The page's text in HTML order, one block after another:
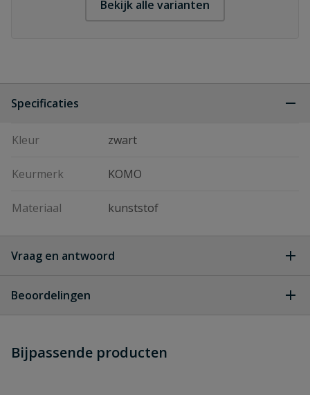
Bekijk alle varianten
Specificaties
Kleur zwart
Keurmerk KOMO
Materiaal kunststof
Vraag en antwoord
dit product?
Beoordelingen
Schrijf zelf een beoordeling
Bijpassende producten